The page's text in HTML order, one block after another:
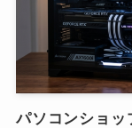
パソコンショッ